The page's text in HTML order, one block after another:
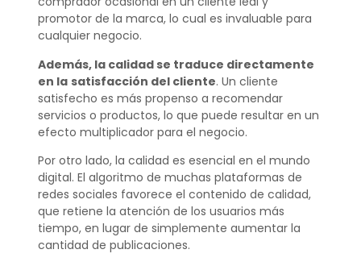
promotor de la marca, lo cual es invaluable para
cualquier negocio.
Además, la calidad se traduce directamente
en la satisfacción del cliente. Un cliente
satisfecho es más propenso a recomendar
servicios o productos, lo que puede resultar en un
efecto multiplicador para el negocio.
Por otro lado, la calidad es esencial en el mundo
digital. El algoritmo de muchas plataformas de
redes sociales favorece el contenido de calidad,
que retiene la atención de los usuarios más
tiempo, en lugar de simplemente aumentar la
cantidad de publicaciones.